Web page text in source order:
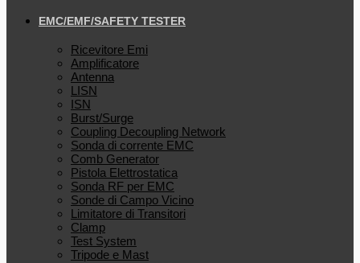
EMC/EMF/SAFETY TESTER
Ricevitore Emi
Amplificatore
Antenna
LISN
ISN
Burst/Surge
Coupling Decoupling Network
Sonda di corrente EMC
Comb Generator
Pistola Elettrostatica
Sonda RF per EMC
Sonde di Campo Vicino
Limitatore di Transitori
Clamp
Test System
Tripode e Mast